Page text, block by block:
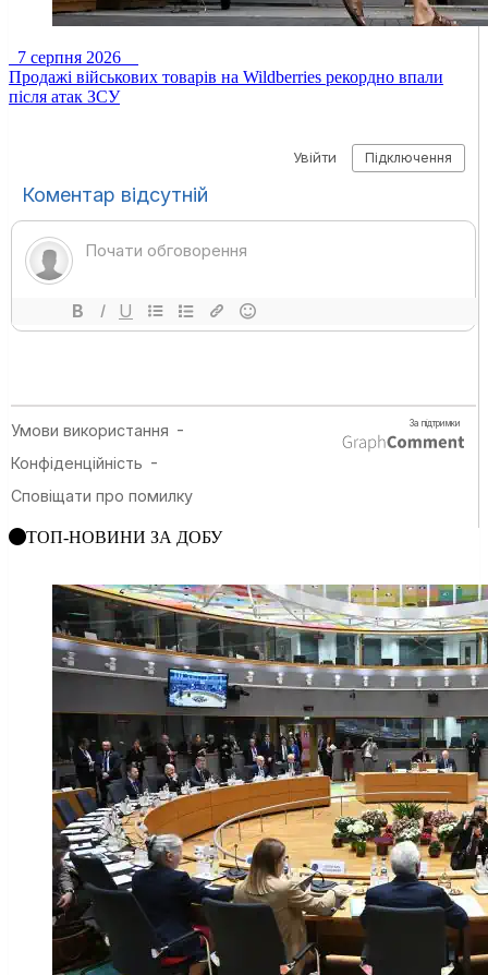
7 серпня 2026
Продажі військових товарів на Wildberries рекордно впали
після атак ЗСУ
ТОП-НОВИНИ ЗА ДОБУ